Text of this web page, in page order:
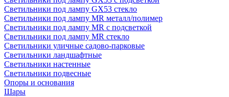
Светильники под лампу GX53 стекло
Светильники под лампу MR металл/полимер
Светильники под лампу MR с подсветкой
Светильники под лампу MR стекло
Светильники уличные садово-парковые
Светильники ландшафтные
Светильники настенные
Светильники подвесные
Опоры и основания
Шары